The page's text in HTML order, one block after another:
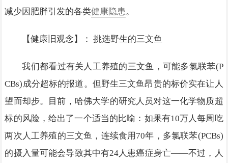
减少因肥胖引发的各类健康隐患。
【健康旧观念】： 挑选野生的三文鱼
我们都看过有关人工养殖的三文鱼，可能多氯联苯(P
CBs)成分超标的报道。但野生三文鱼昂贵的标价实在让人
望而却步。目前，哈佛大学的研究人员对这一化学物质超
标的风险，给出了一个适当的比喻：如果有10万人每周吃
两次人工养殖的三文鱼，连续食用70年，多氯联苯(PCBs)
的摄入量可能会导致其中有24人患癌症身亡——不过，人